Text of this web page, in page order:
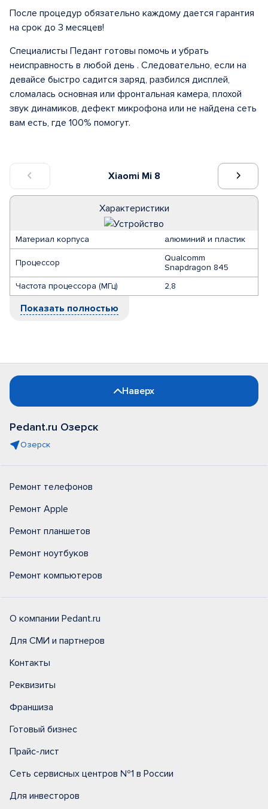
Xiaomi Mi 8
Характеристики
Материал корпуса алюминий и пластик
Процессор
Qualcomm
Snapdragon 845
Частота процессора (МГц)
2,8
Показать полностью
После процедур обязательно каждому дается гарантия
на срок до 3 месяцев!
Специалисты Педант готовы помочь и убрать
неисправность в любой день . Следовательно, если на
девайсе быстро садится заряд, разбился дисплей,
сломалась основная или фронтальная камера, плохой
звук динамиков, дефект микрофона или не найдена сеть
вам есть, где 100% помогут.
Наверх
Pedant.ru Озерск
Озерск
Ремонт телефонов
Ремонт Apple
Ремонт планшетов
Ремонт ноутбуков
Ремонт компьютеров
О компании Pedant.ru
Для СМИ и партнеров
Контакты
Реквизиты
Франшиза
Готовый бизнес
Прайс-лист
Сеть сервисных центров №1 в России
Для инвесторов